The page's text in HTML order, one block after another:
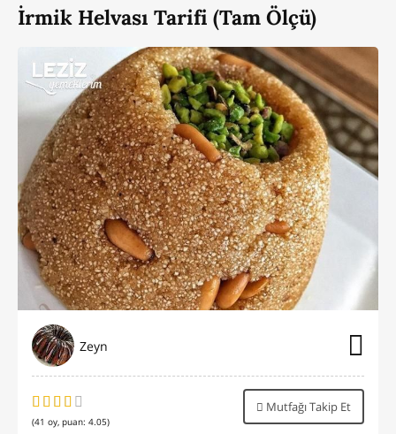
İrmik Helvası Tarifi (Tam Ölçü)
Zeyn
(41 oy, puan: 4.05)
Mutfağı Takip Et